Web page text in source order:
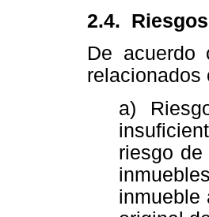
2.4.
De acuerdo
relacionados
a)
riesgo
inmueble